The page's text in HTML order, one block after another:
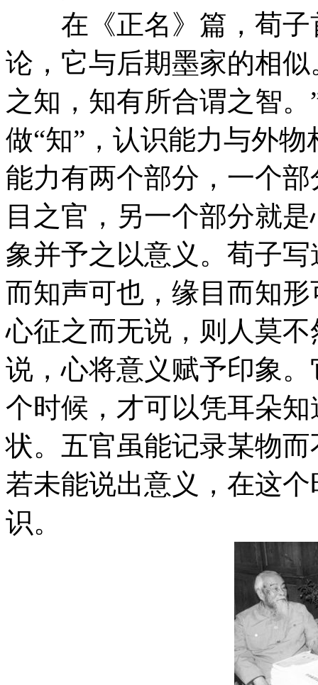
在《正名》篇，荀子
论，它与后期墨家的相
之知，知有所合谓之智
做“知”，认识能力与外
能力有两个部分，一个
目之官，另一个部分就
象并予之以意义。荀子
而知声可也，缘目而知
心征之而无说，则人莫
说，心将意义赋予印象
个时候，才可以凭耳朵
状。五官虽能记录某物
若未能说出意义，在这
识。